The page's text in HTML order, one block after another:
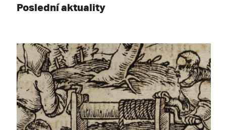
Poslední aktuality